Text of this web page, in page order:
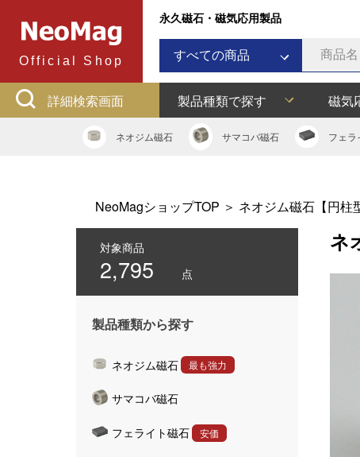
Official Shop
永久磁石・磁気応用製品
すべての商品
サマコバ磁石
フェライト磁石
ネオジムボンド磁石
ネオジフック
多用途吸着バー
マグネット吸着器
ハンドマグネット
マグネットキャッチャ
磁気活水器
磁気計測器
詳細検索画面 製品種類で探す 磁気
ネオジム磁石 サマコバ磁石 フェラ
NeoMagショップTOP ＞ ネオジム磁石【円柱
対象商品
2,795 点
製品種類から探す
ネオジム磁石 最も強力
サマコバ磁石
フェライト磁石 安価
ネ